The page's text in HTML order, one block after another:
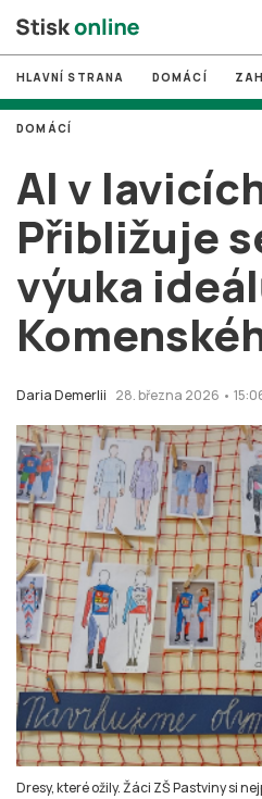
# MUNI
# Brno
# volby
login PŘIHLÁSIT SE
Zapomněli jste heslo?
HLAVNÍ STRANA DOMÁCÍ
AI v
Přibližuje
výuka
Daria Demerlii 28. března 2026 •
DOMÁCÍ
Dresy, které ožily. Žáci ZŠ Pastviny si